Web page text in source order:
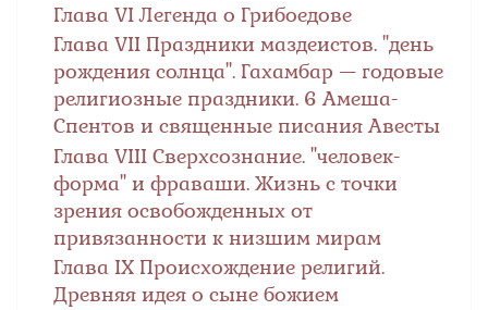
Глава VI Легенда о Грибоедове
Глава VII Праздники маздеистов. "день
рождения солнца". Гахамбар — годовые
религиозные праздники. 6 Амеша-
Спентов и священные писания Авесты
Глава VIII Сверхсознание. "человек-
форма" и фраваши. Жизнь с точки
зрения освобожденных от
привязанности к низшим мирам
Глава IX Происхождение религий.
Древняя идея о сыне божием